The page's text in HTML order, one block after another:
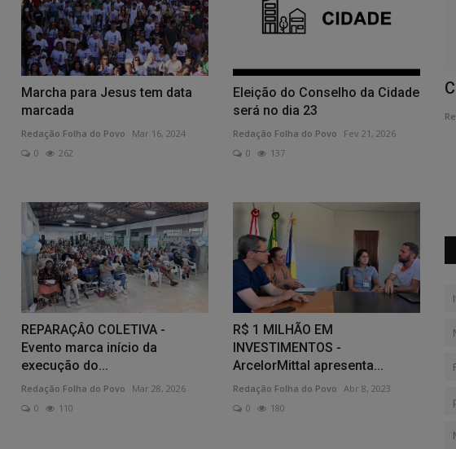
Marcha para Jesus tem data
marcada
Redação Folha do Povo
Mar 16, 2024
0
262
Eleição do Conselho da Cidade
será no dia 23
Redação Folha do Povo
Fev 21, 2026
0
137
REPARAÇÂO COLETIVA -
Evento marca início da
execução do...
Redação Folha do Povo
Mar 28, 2026
0
110
R$ 1 MILHÃO EM
INVESTIMENTOS -
ArcelorMittal apresenta...
Redação Folha do Povo Abr 8, 2023
0
180
debate
0 43
Cefet pode virar Universidade
Tecnológica Federal
Redação Folha do Povo Jul 15, 2026 0 80